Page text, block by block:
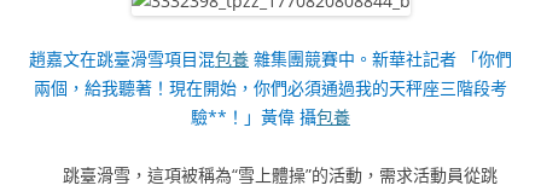
趙嘉文在跳臺滑雪項目混包養 雜集團競賽中。新華社記者 「你們
兩個，給我聽著！現在開始，你們必須通過我的天秤座三階段考
驗**！」黃偉 攝包養
跳臺滑雪，這項被稱為“雪上體操”的活動，需求活動員從跳